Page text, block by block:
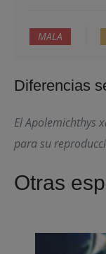
MALA
Diferencias
ElApolemichthys
para su
Otras